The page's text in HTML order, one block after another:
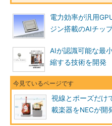
電力効率が汎用
ジン搭載のAIチッ
AIが認識可能な最
縮する技術を開発
視線とポーズだけ
載楽器をNECが開